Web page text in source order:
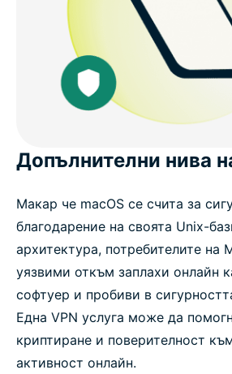
Допълнителни нива
Макар че macOS се счита за
благодарение на своята Unix-
архитектура, потребителите на
уязвими откъм заплахи онлайн
софтуер и пробиви в
Една VPN услуга може да
криптиране и поверителност
активност онлайн.